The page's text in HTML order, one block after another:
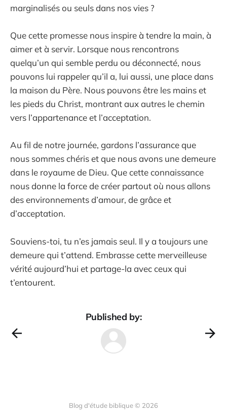
marginalisés ou seuls dans nos vies ?
Que cette promesse nous inspire à tendre la main, à
aimer et à servir. Lorsque nous rencontrons
quelqu’un qui semble perdu ou déconnecté, nous
pouvons lui rappeler qu’il a, lui aussi, une place dans
la maison du Père. Nous pouvons être les mains et
les pieds du Christ, montrant aux autres le chemin
vers l’appartenance et l’acceptation.
Au fil de notre journée, gardons l’assurance que
nous sommes chéris et que nous avons une demeure
dans le royaume de Dieu. Que cette connaissance
nous donne la force de créer partout où nous allons
des environnements d’amour, de grâce et
d’acceptation.
Souviens-toi, tu n’es jamais seul. Il y a toujours une
demeure qui t’attend. Embrasse cette merveilleuse
vérité aujourd’hui et partage-la avec ceux qui
t’entourent.
Published by:
Blog d'étude biblique © 2026